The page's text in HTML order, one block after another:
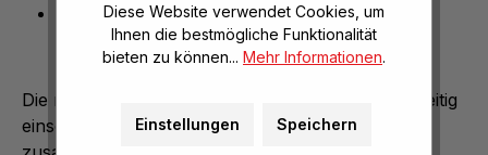
Material: Kunststoff
Die robusten und langlebigen PopCons sind vielseitig
einsetzbar. Ob strecken, biegen, verdrehen,
Diese Website verwendet Cookies, um
Ihnen die bestmögliche Funktionalität
bieten zu können... Mehr Informationen.
Einstellungen Speichern